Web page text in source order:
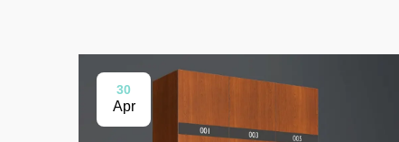
30
Apr